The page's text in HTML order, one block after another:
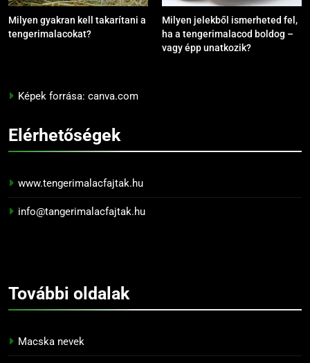
Milyen gyakran kell takarítani a
tengerimalacokat?
Milyen jelekből ismerheted fel,
ha a tengerimalacod boldog –
vagy épp unatkozik?
Képek forrása: canva.com
Elérhetőségek
www.tengerimalacfajtak.hu
info@tangerimalacfajtak.hu
További oldalak
Macska nevek